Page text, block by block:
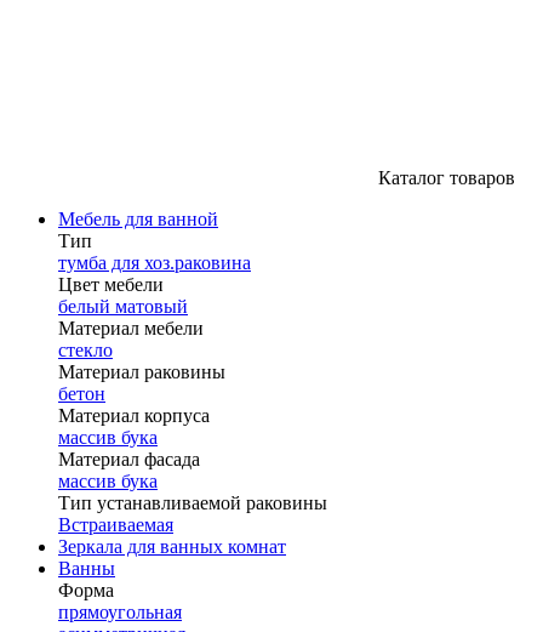
Каталог товаров
Мебель для ванной
Тип
тумба для хоз.раковина
Цвет мебели
белый матовый
Материал мебели
стекло
Материал раковины
бетон
Материал корпуса
массив бука
Материал фасада
массив бука
Тип устанавливаемой раковины
Встраиваемая
Зеркала для ванных комнат
Ванны
Форма
прямоугольная